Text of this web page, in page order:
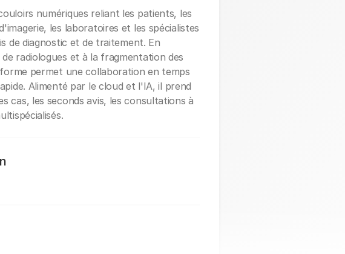
numériques reliant les patients, les
les laboratoires et les spécialistes
de diagnostic et de traitement. En
radiologues et à la fragmentation des
permet une collaboration en temps
Alimenté par le cloud et l'IA, il prend
cas, les seconds avis, les consultations à